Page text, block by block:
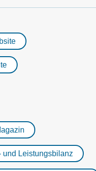
und Leistungsbilanz